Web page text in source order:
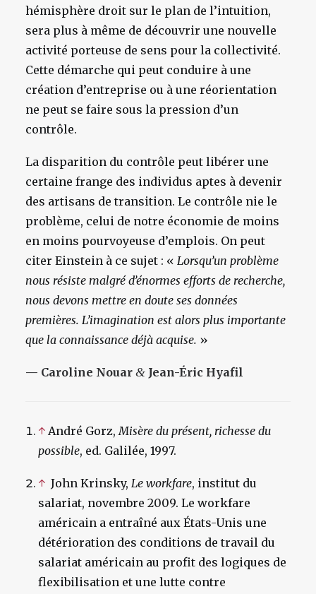
hémisphère droit sur le plan de l’intuition,
sera plus à même de découvrir une nouvelle
activité porteuse de sens pour la collectivité.
Cette démarche qui peut conduire à une
création d’entreprise ou à une réorientation
ne peut se faire sous la pression d’un
contrôle.
La disparition du contrôle peut libérer une
certaine frange des individus aptes à devenir
des artisans de transition. Le contrôle nie le
problème, celui de notre économie de moins
en moins pourvoyeuse d’emplois. On peut
citer Einstein à ce sujet : « Lorsqu’un problème
nous résiste malgré d’énormes efforts de recherche,
nous devons mettre en doute ses données
premières. L’imagination est alors plus importante
que la connaissance déjà acquise. »
— Caroline Nouar & Jean-Éric Hyafil
↑ André Gorz,Misère du présent, richesse du
possible, ed. Galilée, 1997.
↑ John Krinsky, Le workfare, institut du
salariat, novembre 2009. Le workfare
américain a entraîné aux États-Unis une
détérioration des conditions de travail du
salariat américain au profit des logiques de
flexibilisation et une lutte contre